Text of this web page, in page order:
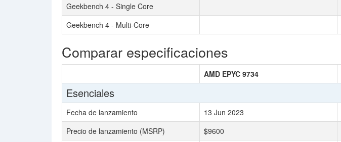
Geekbench 4 - Single Core
Geekbench 4 - Multi-Core
Comparar especificaciones
AMD EPYC 9734
Esenciales
Fecha de lanzamiento 13 Jun 2023
Precio de lanzamiento (MSRP)
$9600